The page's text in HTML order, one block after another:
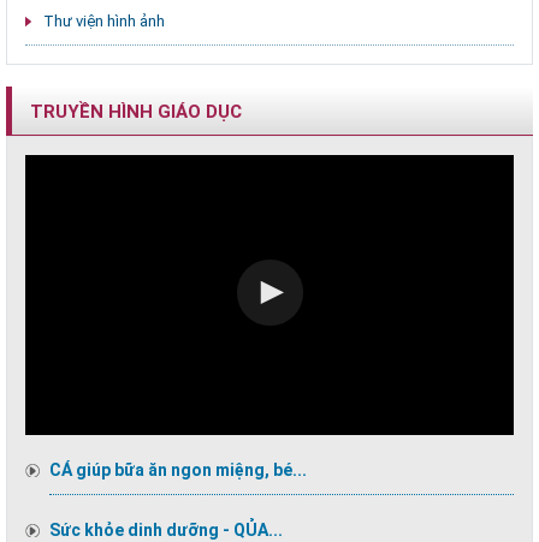
Thư viện hình ảnh
TRUYỀN HÌNH GIÁO DỤC
CÁ giúp bữa ăn ngon miệng, bé...
Sức khỏe dinh dưỡng - QỦA...